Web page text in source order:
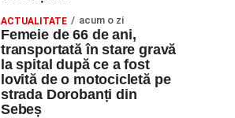
ACTUALITATE acum o zi
Femeie de 66 de ani,
transportată în stare gravă
la spital după ce a fost
lovită de o motocicletă pe
strada Dorobanți din
Sebeș